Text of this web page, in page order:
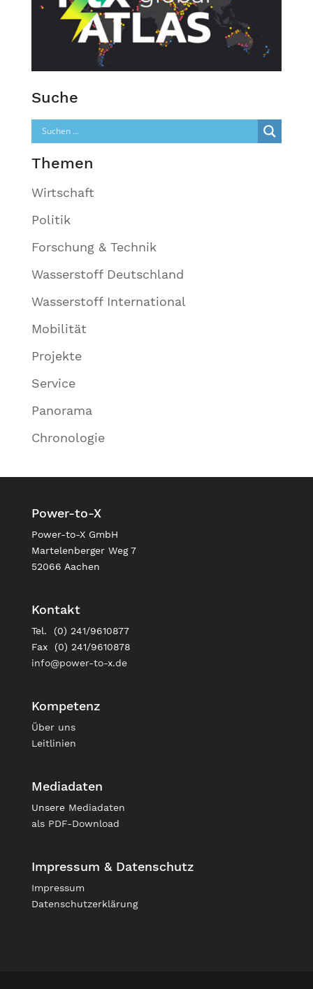
Suche
Themen
Wirtschaft
Politik
Forschung & Technik
Wasserstoff Deutschland
Wasserstoff International
Mobilität
Projekte
Service
Panorama
Chronologie
Power-to-X
Power-to-X GmbH
Martelenberger Weg 7
52066 Aachen
Kontakt
Tel. (0) 241/9610877
Fax (0) 241/9610878
info@power-to-x.de
Kompetenz
Über uns
Leitlinien
Mediadaten
Unsere Mediadaten
als PDF-Download
Impressum & Datenschutz
Impressum
Datenschutzerklärung